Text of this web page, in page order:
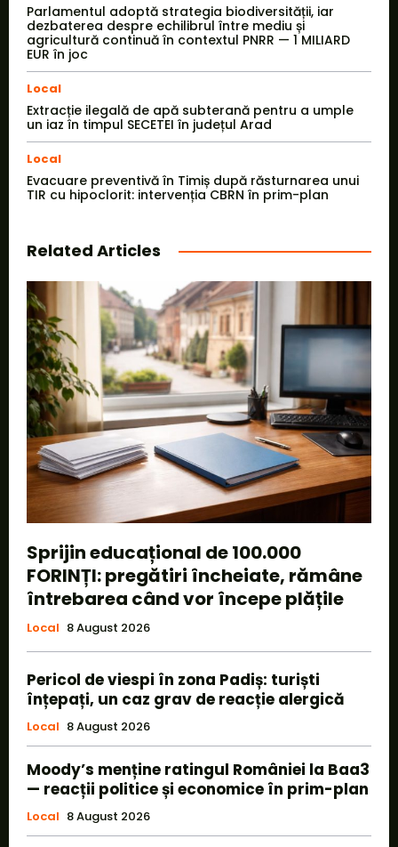
Parlamentul adoptă strategia biodiversității, iar
dezbaterea despre echilibrul între mediu și
agricultură continuă în contextul PNRR — 1 MILIARD
EUR în joc
Local
Extracție ilegală de apă subterană pentru a umple
un iaz în timpul SECETEI în județul Arad
Local
Evacuare preventivă în Timiș după răsturnarea unui
TIR cu hipoclorit: intervenția CBRN în prim-plan
Related Articles
Sprijin educațional de 100.000
FORINȚI: pregătiri încheiate, rămâne
întrebarea când vor începe plățile
Local 8 August 2026
Pericol de viespi în zona Padiș: turiști
înțepați, un caz grav de reacție alergică
Local 8 August 2026
Moody’s menține ratingul României la Baa3
— reacții politice și economice în prim-plan
Local 8 August 2026